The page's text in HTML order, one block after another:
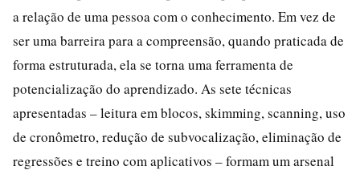
a relação de uma pessoa com o conhecimento. Em vez de
ser uma barreira para a compreensão, quando praticada de
forma estruturada, ela se torna uma ferramenta de
potencialização do aprendizado. As sete técnicas
apresentadas – leitura em blocos, skimming, scanning, uso
de cronômetro, redução de subvocalização, eliminação de
regressões e treino com aplicativos – formam um arsenal